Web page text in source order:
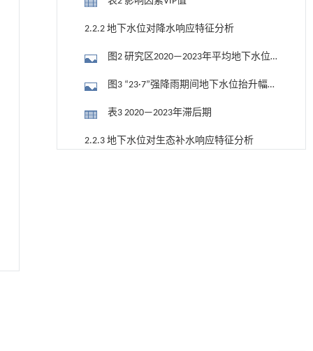
2.2.2 地下水位对降水响应特征分析
图2 研究区2020—2023年平均地下水位
图3 “23·7”强降雨期间地下水位抬升幅度
表3 2020—2023年滞后期
2.2.3 地下水位对生态补水响应特征分析